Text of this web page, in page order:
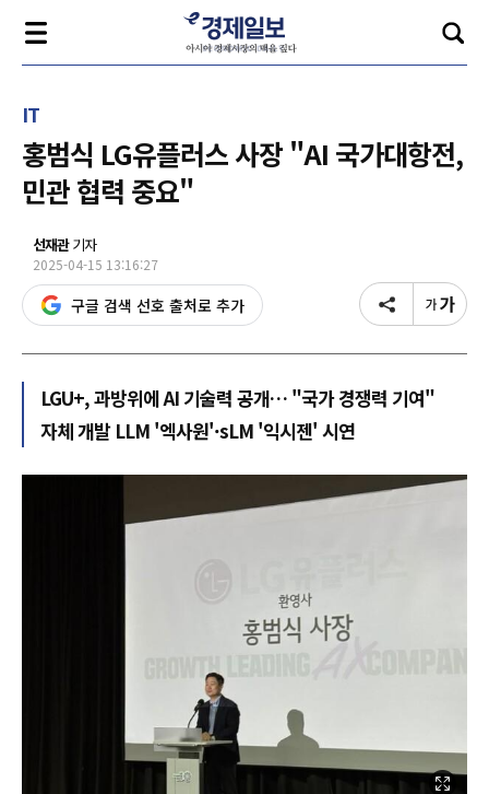
IT
홍범식 LG유플러스 사장 "AI 국가대항전,
민관 협력 중요"
선재관기자
2025-04-15 13:16:27
구글 검색 선호 출처로 추가
LGU+, 과방위에 AI 기술력 공개… "국가 경쟁력 기여"
자체 개발 LLM '엑사원'·sLM '익시젠' 시연